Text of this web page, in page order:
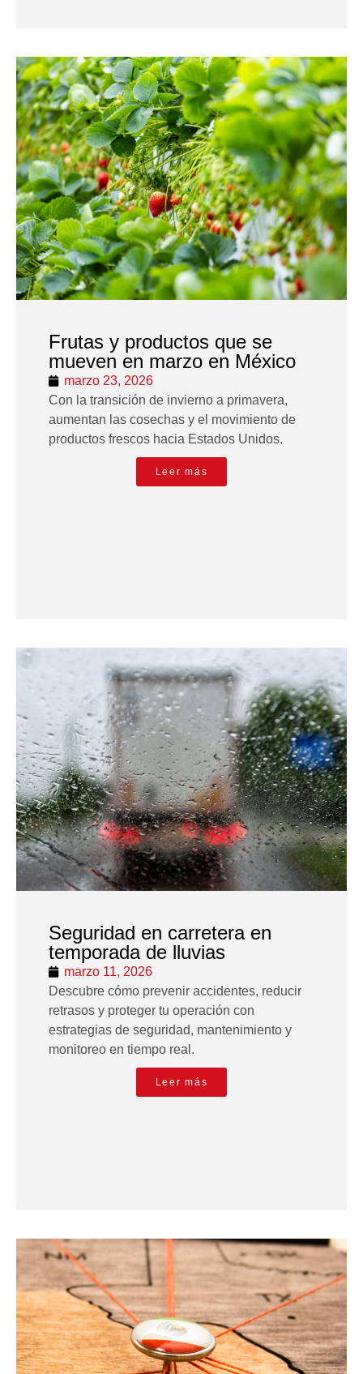
Frutas y productos que se
mueven en marzo en México
marzo 23, 2026
Con la transición de invierno a primavera,
aumentan las cosechas y el movimiento de
productos frescos hacia Estados Unidos.
Leer más
Seguridad en carretera en
temporada de lluvias
marzo 11, 2026
Descubre cómo prevenir accidentes, reducir
retrasos y proteger tu operación con
estrategias de seguridad, mantenimiento y
monitoreo en tiempo real.
Leer más